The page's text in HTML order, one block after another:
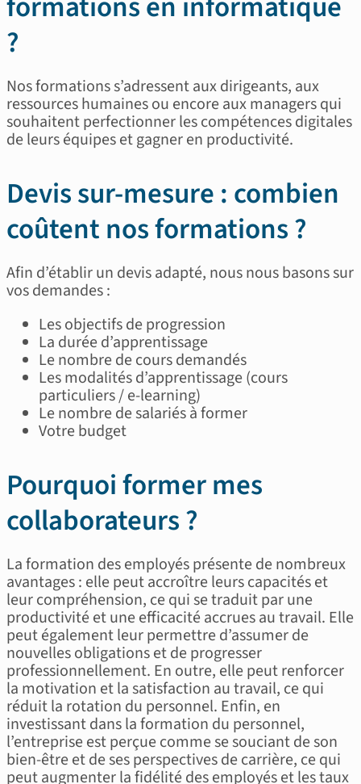
?
Nos formations s’adressent aux dirigeants, aux
ressources humaines ou encore aux managers qui
souhaitent perfectionner les compétences digitales
de leurs équipes et gagner en productivité.
Devis sur-mesure : combien
coûtent nos formations ?
Afin d’établir un devis adapté, nous nous basons sur
vos demandes :
Les objectifs de progression
La durée d’apprentissage
Le nombre de cours demandés
Les modalités d’apprentissage (cours
particuliers / e-learning)
Le nombre de salariés à former
Votre budget
Pourquoi former mes
collaborateurs ?
La formation des employés présente de nombreux
avantages : elle peut accroître leurs capacités et
leur compréhension, ce qui se traduit par une
productivité et une efficacité accrues au travail. Elle
peut également leur permettre d’assumer de
nouvelles obligations et de progresser
professionnellement. En outre, elle peut renforcer
la motivation et la satisfaction au travail, ce qui
réduit la rotation du personnel. Enfin, en
investissant dans la formation du personnel,
l’entreprise est perçue comme se souciant de son
bien-être et de ses perspectives de carrière, ce qui
peut augmenter la fidélité des employés et les taux